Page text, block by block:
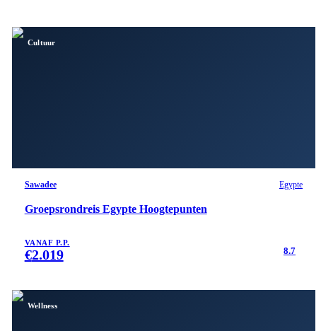
Cultuur
Sawadee Egypte
Groepsrondreis Egypte Hoogtepunten
VANAF P.P.
€2.019 8.7
Wellness